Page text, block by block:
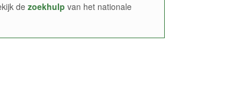
dezoekhulp van het nationale